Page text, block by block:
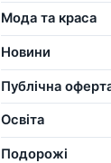
Мода та краса
Новини
Публічна
Освіта
Подорожі